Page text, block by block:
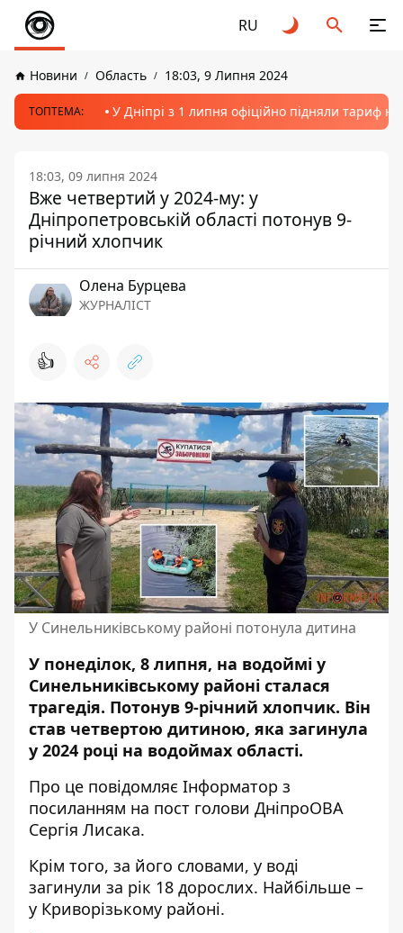
RU
Новини Область 18:03, 9 Липня 2024
ТОПТЕМА: У Дніпрі з 1 липня офіційно підняли тариф
18:03, 09 липня 2024
Вже четвертий у 2024-му: у
Дніпропетровській області потонув 9-
річний хлопчик
Олена Бурцева
ЖУРНАЛІСТ
👍
У Синельниківському районі потонула дитина
У понеділок, 8 липня, на водоймі у
Синельниківському районі сталася
трагедія. Потонув 9-річний хлопчик. Він
став четвертою дитиною, яка загинула
у 2024 році на водоймах області.
Про це повідомляє Інформатор з
посиланням на пост голови ДніпроОВА
Сергія Лисака.
Крім того, за його словами, у воді
загинули за рік 18 дорослих. Найбільше –
у Криворізькому районі.